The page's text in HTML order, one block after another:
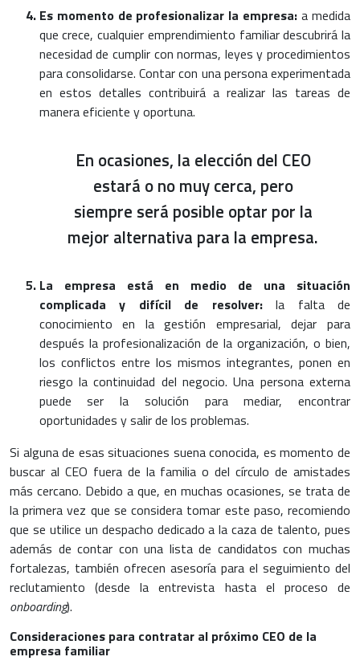
Es momento de profesionalizar la empresa: a medida
que crece, cualquier emprendimiento familiar descubrirá la
necesidad de cumplir con normas, leyes y procedimientos
para consolidarse. Contar con una persona experimentada
en estos detalles contribuirá a realizar las tareas de
manera eficiente y oportuna.
En ocasiones, la elección del CEO
estará o no muy cerca, pero
siempre será posible optar por la
mejor alternativa para la empresa.
La empresa está en medio de una situación
complicada y difícil de resolver:la falta de
conocimiento en la gestión empresarial, dejar para
después la profesionalización de la organización, o bien,
los conflictos entre los mismos integrantes, ponen en
riesgo la continuidad del negocio. Una persona externa
puede ser la solución para mediar, encontrar
oportunidades y salir de los problemas.
Si alguna de esas situaciones suena conocida, es momento de
buscar al CEO fuera de la familia o del círculo de amistades
más cercano. Debido a que, en muchas ocasiones, se trata de
la primera vez que se considera tomar este paso, recomiendo
que se utilice un despacho dedicado a la caza de talento, pues
además de contar con una lista de candidatos con muchas
fortalezas, también ofrecen asesoría para el seguimiento del
reclutamiento (desde la entrevista hasta el proceso de
onboarding).
Consideraciones para contratar al próximo CEO de la
empresa familiar